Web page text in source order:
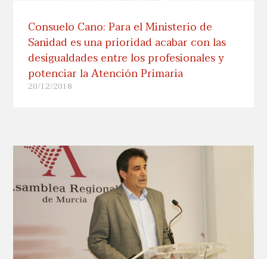
Consuelo Cano: Para el Ministerio de
Sanidad es una prioridad acabar con las
desigualdades entre los profesionales y
potenciar la Atención Primaria
20/12/2018